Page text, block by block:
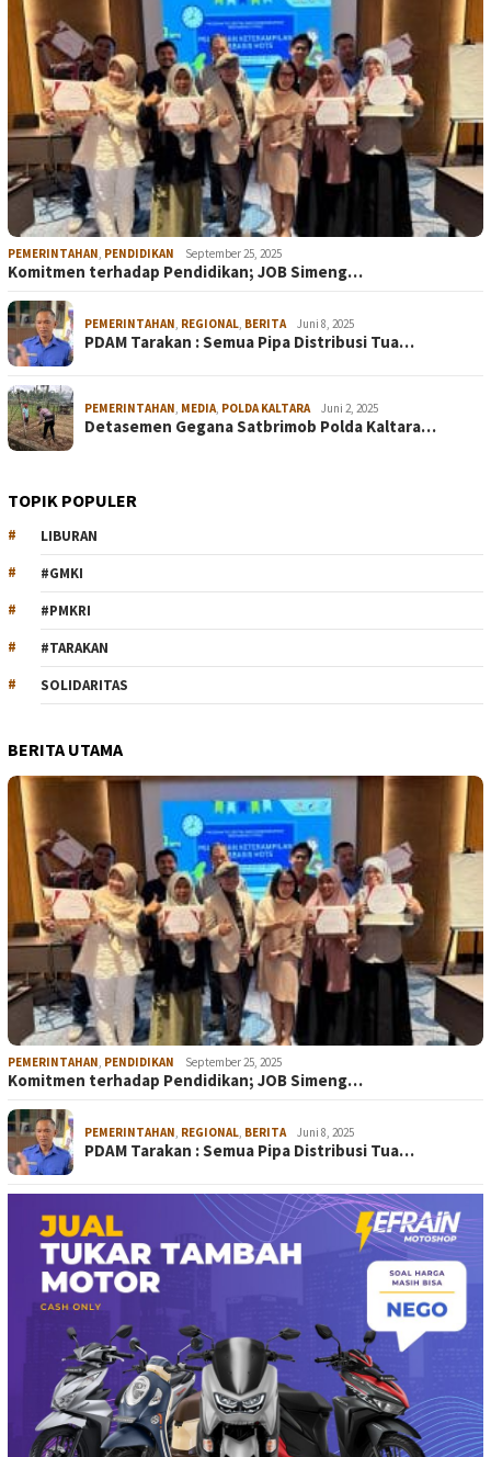
PEMERINTAHAN PENDIDIKAN September 25, 2025
Komitmen terhadap Pendidikan; JOB Simeng…
PEMERINTAHAN REGIONAL BERITA Juni 8, 2025
PDAM Tarakan : Semua Pipa Distribusi Tua…
PEMERINTAHAN MEDIA POLDA KALTARA Juni 2, 2025
Detasemen Gegana Satbrimob Polda Kaltara…
TOPIK POPULER
LIBURAN
#GMKI
#PMKRI
#TARAKAN
SOLIDARITAS
BERITA UTAMA
PEMERINTAHAN PENDIDIKAN September 25, 2025
Komitmen terhadap Pendidikan; JOB Simeng…
PEMERINTAHAN REGIONAL BERITA Juni 8, 2025
PDAM Tarakan : Semua Pipa Distribusi Tua…